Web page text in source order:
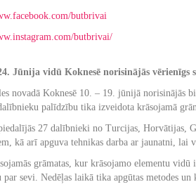
butbrivai
butbrivai/
Jūnija vidū Koknesē norisinājās
novadā Koknesē 10. – 19. jūnijā norisinājās
palīdzību tika izveidota krāsojamā
27 dalībnieki no Turcijas, Horvātijas,
kā arī apguva tehnikas darba ar jaunatni, lai
grāmatas, kur krāsojamo elementu
par sevi. Nedēļas laikā tika apgūtas metodes